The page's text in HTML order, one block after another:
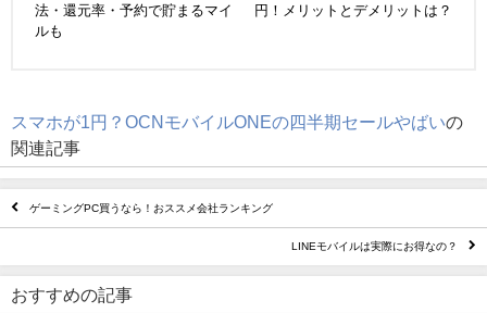
法・還元率・予約で貯まるマイ
ルも
円！メリットとデメリットは？
スマホが1円？OCNモバイルONEの四半期セールやばいの
関連記事
ゲーミングPC買うなら！おススメ会社ランキング
LINEモバイルは実際にお得なの？
おすすめの記事